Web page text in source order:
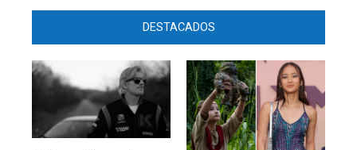
DESTACADOS